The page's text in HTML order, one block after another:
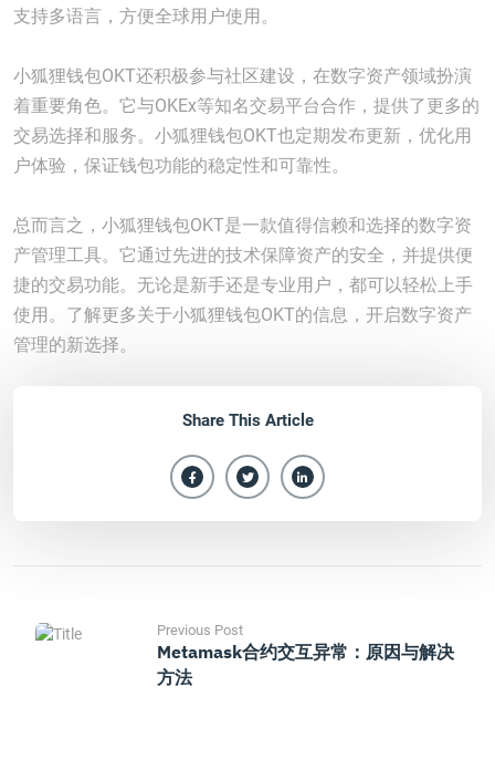
支持多语言，方便全球用户使用。
小狐狸钱包OKT还积极参与社区建设，在数字资产领域扮演
着重要角色。它与OKEx等知名交易平台合作，提供了更多的
交易选择和服务。小狐狸钱包OKT也定期发布更新，优化用
户体验，保证钱包功能的稳定性和可靠性。
总而言之，小狐狸钱包OKT是一款值得信赖和选择的数字资
产管理工具。它通过先进的技术保障资产的安全，并提供便
捷的交易功能。无论是新手还是专业用户，都可以轻松上手
使用。了解更多关于小狐狸钱包OKT的信息，开启数字资产
管理的新选择。
Share This Article
Previous Post
Metamask合约交互异常：原因与解决
方法